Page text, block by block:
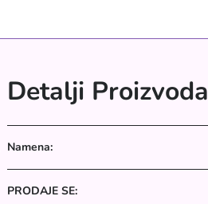
Detalji Proizvoda
Namena:
PRODAJE SE: